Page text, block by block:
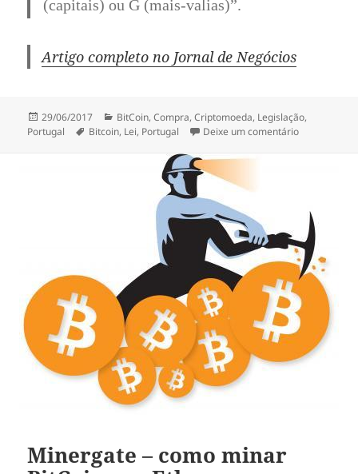
(capitais) ou G (mais-valias)”.
Artigo completo no Jornal de Negócios
Publicado
a
29/06/2017 Categorias
BitCoin,Compra,Criptomoeda, Legislação,
Portugal
Etiquetas
Bitcoin, Lei, Portugal Deixe um comentáriosobre
Minergate – como minar